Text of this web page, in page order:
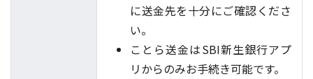
に送金先を十分にご確認くださ
い。
ことら送金はSBI新生銀行アプ
リからのみお手続き可能です。